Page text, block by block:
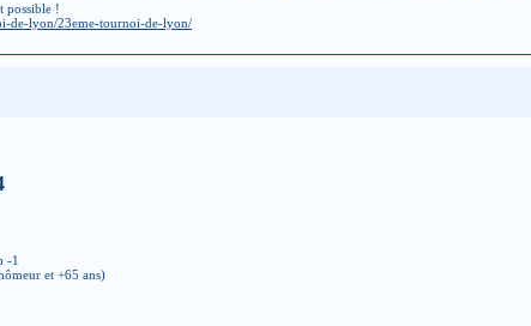
possible !
de-lyon/23eme-tournoi-de-lyon/
-1
et +65 ans)